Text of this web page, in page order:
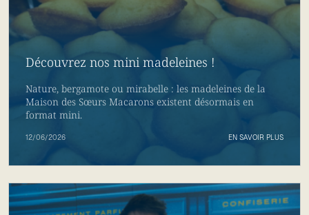
Découvrez nos mini madeleines !
Nature, bergamote ou mirabelle : les madeleines de la
Maison des Sœurs Macarons existent désormais en
format mini.
12/06/2026 EN SAVOIR PLUS